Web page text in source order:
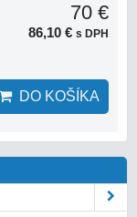
70 €
86,10 € s DPH
DO KOŠÍKA